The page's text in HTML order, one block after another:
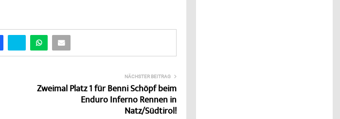
NÄCHSTER BEITRAG
Zweimal Platz 1 für Benni Schöpf beim
Enduro Inferno Rennen in
Natz/Südtirol!